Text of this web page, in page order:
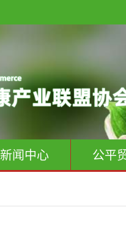
新闻中心 公平